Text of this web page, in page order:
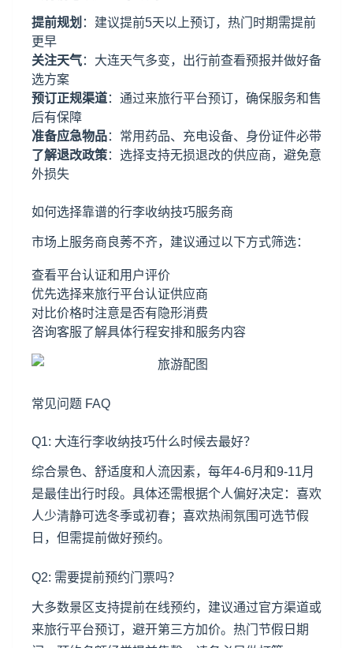
提前规划 ：建议提前5天以上预订，热门时期需提前
更早
关注天气：大连天气多变，出行前查看预报并做好备
选方案
预订正规渠道：通过来旅行平台预订，确保服务和售
后有保障
准备应急物品：常用药品、充电设备、身份证件必带
了解退改政策：选择支持无损退改的供应商，避免意
外损失
如何选择靠谱的行李收纳技巧服务商
市场上服务商良莠不齐，建议通过以下方式筛选：
查看平台认证和用户评价
优先选择来旅行平台认证供应商
对比价格时注意是否有隐形消费
咨询客服了解具体行程安排和服务内容
常见问题 FAQ
Q1: 大连行李收纳技巧什么时候去最好？
综合景色、舒适度和人流因素，每年4-6月和9-11月
是最佳出行时段。具体还需根据个人偏好决定：喜欢
人少清静可选冬季或初春；喜欢热闹氛围可选节假
日，但需提前做好预约。
Q2: 需要提前预约门票吗？
大多数景区支持提前在线预约，建议通过官方渠道或
来旅行平台预订，避开第三方加价。热门节假日期